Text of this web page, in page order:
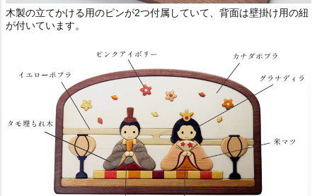
木製の立てかける用のピンが2つ付属していて、背面は壁掛け用の紐
が付いています。